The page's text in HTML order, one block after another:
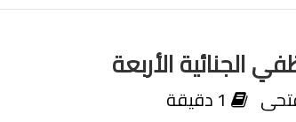
الجنائية الأربعة
1 دقيقة